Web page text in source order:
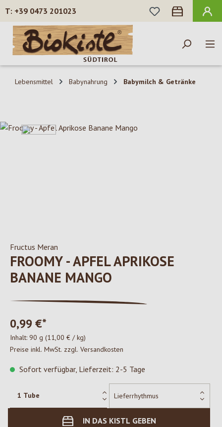
Zum Hauptinhalt springen
+39 0473 201023
DU HAST 0
Lebensmittel Babynahrung Babymilch & Getränke
Bildergalerie überspringen
Fructus Meran
FROOMY - APFEL APRIKOSE
BANANE MANGO
0,99 €*
Inhalt: 90 g (11,00 € / kg)
Preise inkl. MwSt. zzgl. Versandkosten
Sofort verfügbar, Lieferzeit: 2-5 Tage
IN DAS KISTL GEBEN